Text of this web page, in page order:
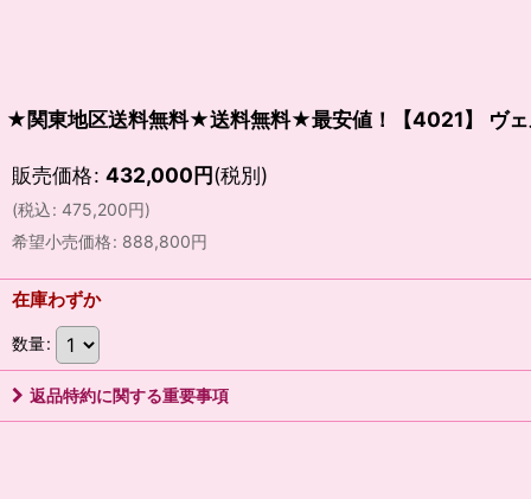
★関東地区送料無料★送料無料★最安値！【4021】 ヴ
販売価格: 432,000円(税別)
(税込: 475,200円)
希望小売価格: 888,800円
在庫わずか
数量:
返品特約に関する重要事項